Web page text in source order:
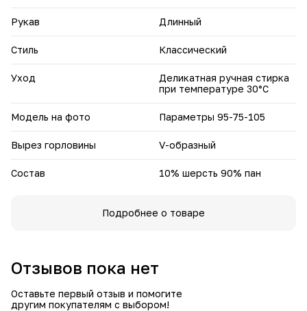
Рукав Длинный
Стиль Классический
Уход
Деликатная ручная стирка
при температуре 30°С
Модель на фото Параметры 95-75-105
Вырез горловины V-образный
Состав 10% шерсть 90% пан
Подробнее о товаре
Отзывов пока нет
Оставьте первый отзыв и помогите
другим покупателям с выбором!